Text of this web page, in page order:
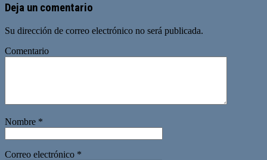
Deja un comentario
Su dirección de correo electrónico no será publicada.
Comentario
Nombre *
Correo electrónico *